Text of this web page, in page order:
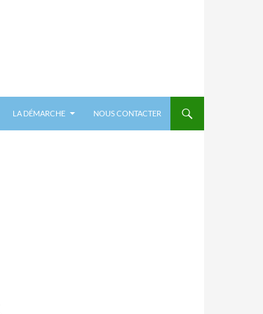
LA DÉMARCHE NOUS CONTACTER